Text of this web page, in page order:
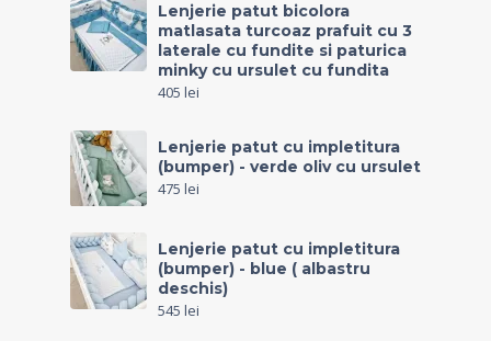
Lenjerie patut bicolora
matlasata turcoaz prafuit cu 3
laterale cu fundite si paturica
minky cu ursulet cu fundita
405 lei
Lenjerie patut cu impletitura
(bumper) - verde oliv cu ursulet
475 lei
Lenjerie patut cu impletitura
(bumper) - blue ( albastru
deschis)
545 lei